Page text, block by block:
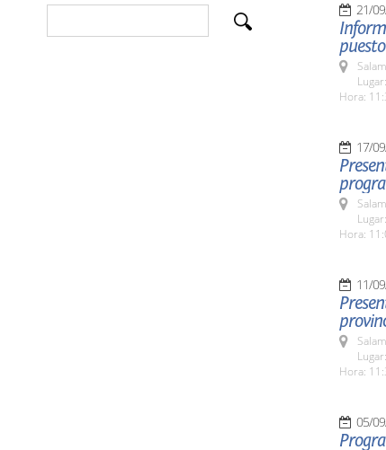
21/
Hora:
17/
Hora:
11/
Hora:
05/